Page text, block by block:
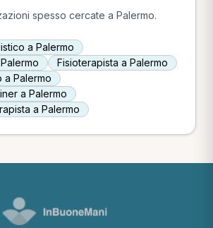
spesso cercate a Palermo.
a Palermo
Fisioterapista a Palermo
a Palermo
a Palermo
a Palermo